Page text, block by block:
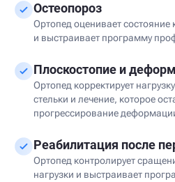
Остеопороз
Ортопед оценивает состояние
и выстраивает программу
Плоскостопие и
Ортопед корректирует
стельки и лечение, которое
прогрессирование
Реабилитация после
Ортопед контролирует
нагрузки и выстраивает